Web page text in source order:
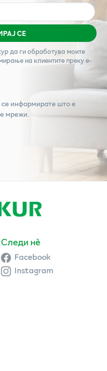
СЕ
да ги обработува моите
на клиентите преку е-
информирате што е
мрежи.
Следи нè
Facebook
Instagram